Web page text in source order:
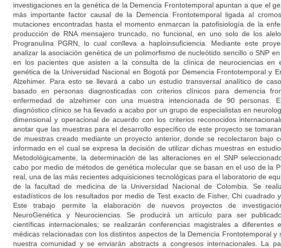
investigaciones en la genética de la Demencia Frontotemporal apuntan a que el
más importante factor causal de la Demencia Frontotemporal ligada al
mutaciones encontradas hasta el momento enmarcan la patofisiología de la
producción de RNA mensajero truncado, no funcional, en uno solo de los
Progranulina PGRN, lo cual conlleva a haploinsuficiencia. Mediante este
analizar la asociación genética de un polimorfismo de nucleótido sencillo o SNP
en los pacientes que asisten a la consulta de la clínica de neurociencias en
genética de la Universidad Nacional en Bogotá por Demencia Frontotemporal y
Alzehimer. Para esto se llevará a cabo un estudio transversal analítico de
basado en personas diagnosticadas con criterios clínicos para demencia
enfermedad de alzehimer con una muestra intencionada de 90 personas.
diagnóstico clínico se ha llevado a acabo por un grupo de especialistas en
dimensional y operacional de acuerdo con los criterios reconocidos
anotar que las muestras para el desarrollo específico de este proyecto se
de muestras creado mediante un proyecto anterior, donde se recolectaron bajo
informado en el cual se expresa la decisión de utilizar dichas muestras en
Metodológicamente, la determinación de las alteraciones en el SNP
cabo por medio de métodos de genética molecular que se basan en el uso de la
real, una de las más recientes adquisiciones tecnológicas para el laboratorio de
de la facultad de medicina de la Universidad Nacional de Colombia. Se
estadísticos de los resultados por medio de Test exacto de Fisher, Chi cuadrado
Este trabajo permite la elaboración de nuevos proyectos de
NeuroGenética y Neurociencias. Se producirá un artículo para ser
científicas internacionales; se realizarán conferencias magistrales a diferentes
médicas relacionadas con los distintos aspectos de la Demencia Frontotemporal y
nuestra comunidad y se enviarán abstracts a congresos internacionales. La